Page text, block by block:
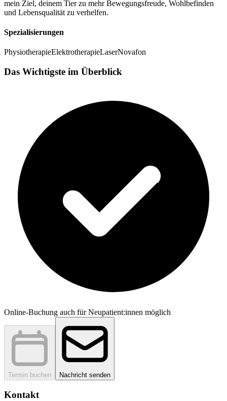
mein Ziel, deinem Tier zu mehr Bewegungsfreude, Wohlbefinden
und Lebensqualität zu verhelfen.
Spezialisierungen
PhysiotherapieElektrotherapieLaserNovafon
Das Wichtigste im Überblick
Online-Buchung auch für Neupatient:innen möglich
Termin buchen Nachricht senden
Kontakt